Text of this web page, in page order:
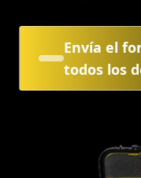
Envía el
todos los